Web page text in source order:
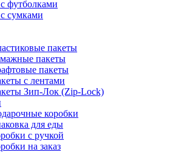
футболками
сумками
пакеты
пакеты
пакеты
с лентами
Зип-Лок (Zip-Lock)
коробки
для еды
с ручкой
на заказ